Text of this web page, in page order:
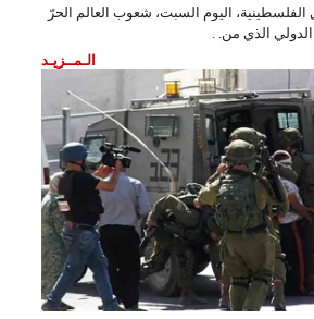
اليوم السبت، شعوب العالم الحرّ
الدولي الذي من. .
الـمــزيـد